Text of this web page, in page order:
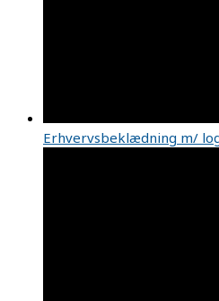
Erhvervsbeklædning m/